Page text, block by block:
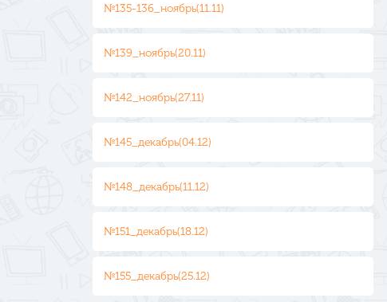
№135-136_ноябрь(11.11)
№139_ноябрь(20.11)
№142_ноябрь(27.11)
№145_декабрь(04.12)
№148_декабрь(11.12)
№151_декабрь(18.12)
№155_декабрь(25.12)